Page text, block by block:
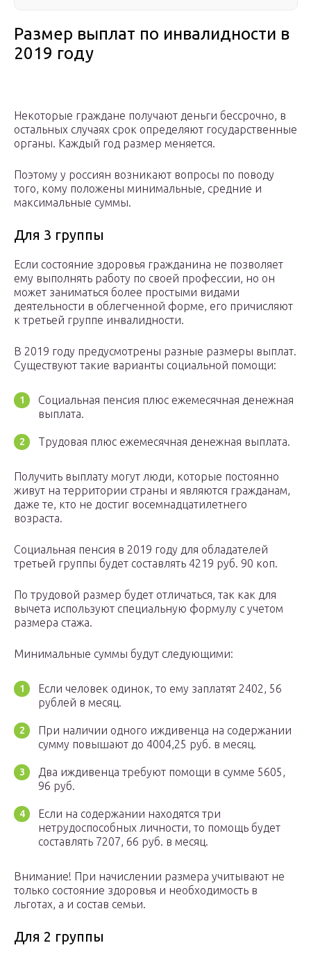
Размер выплат по инвалидности в
2019 году
Некоторые граждане получают деньги бессрочно, в
остальных случаях срок определяют государственные
органы. Каждый год размер меняется.
Поэтому у россиян возникают вопросы по поводу
того, кому положены минимальные, средние и
максимальные суммы.
Для 3 группы
Если состояние здоровья гражданина не позволяет
ему выполнять работу по своей профессии, но он
может заниматься более простыми видами
деятельности в облегченной форме, его причисляют
к третьей группе инвалидности.
В 2019 году предусмотрены разные размеры выплат.
Существуют такие варианты социальной помощи:
Социальная пенсия плюс ежемесячная денежная
выплата.
Трудовая плюс ежемесячная денежная выплата.
Получить выплату могут люди, которые постоянно
живут на территории страны и являются гражданам,
даже те, кто не достиг восемнадцатилетнего
возраста.
Социальная пенсия в 2019 году для обладателей
третьей группы будет составлять 4219 руб. 90 коп.
По трудовой размер будет отличаться, так как для
вычета используют специальную формулу с учетом
размера стажа.
Минимальные суммы будут следующими:
Если человек одинок, то ему заплатят 2402, 56
рублей в месяц.
При наличии одного иждивенца на содержании
сумму повышают до 4004,25 руб. в месяц.
Два иждивенца требуют помощи в сумме 5605,
96 руб.
Если на содержании находятся три
нетрудоспособных личности, то помощь будет
составлять 7207, 66 руб. в месяц.
Внимание! При начислении размера учитывают не
только состояние здоровья и необходимость в
льготах, а и состав семьи.
Для 2 группы